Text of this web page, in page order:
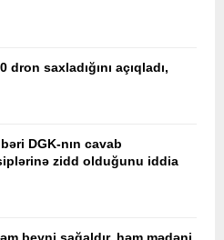
saxladığını açıqladı,
DGK-nın cavab
zidd olduğunu iddia